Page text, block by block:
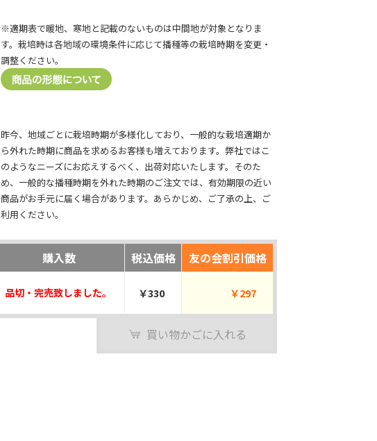
※適期表で暖地、寒地と記載のないものは中間地が対象となりま
す。栽培時は各地域の環境条件に応じて播種等の栽培時期を変更・
調整ください。
昨今、地域ごとに栽培時期が多様化しており、一般的な栽培適期か
ら外れた時期に商品を求めるお客様も増えております。弊社ではこ
のようなニーズにお応えするべく、出荷対応いたします。そのた
め、一般的な播種時期を外れた時期のご注文では、有効期限の近い
商品がお手元に届く場合があります。あらかじめ、ご了承の上、ご
利用ください。
購入数 税込価格 友の会割引価格
品切・完売致しました。 ￥330 ￥297
買い物かごに入れる